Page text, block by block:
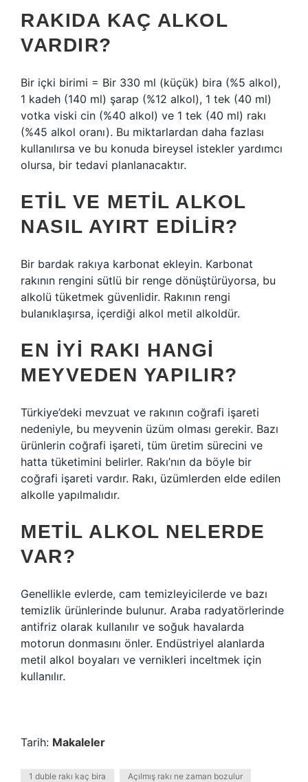
RAKIDA KAÇ ALKOL
VARDIR?
Bir içki birimi = Bir 330 ml (küçük) bira (%5 alkol),
1 kadeh (140 ml) şarap (%12 alkol), 1 tek (40 ml)
votka viski cin (%40 alkol) ve 1 tek (40 ml) rakı
(%45 alkol oranı). Bu miktarlardan daha fazlası
kullanılırsa ve bu konuda bireysel istekler yardımcı
olursa, bir tedavi planlanacaktır.
ETIL VE METIL ALKOL
NASIL AYIRT EDILIR?
Bir bardak rakıya karbonat ekleyin. Karbonat
rakının rengini sütlü bir renge dönüştürüyorsa, bu
alkolü tüketmek güvenlidir. Rakının rengi
bulanıklaşırsa, içerdiği alkol metil alkoldür.
EN IYI RAKI HANGI
MEYVEDEN YAPILIR?
Türkiye’deki mevzuat ve rakının coğrafi işareti
nedeniyle, bu meyvenin üzüm olması gerekir. Bazı
ürünlerin coğrafi işareti, tüm üretim sürecini ve
hatta tüketimini belirler. Rakı’nın da böyle bir
coğrafi işareti vardır. Rakı, üzümlerden elde edilen
alkolle yapılmalıdır.
METIL ALKOL NELERDE
VAR?
Genellikle evlerde, cam temizleyicilerde ve bazı
temizlik ürünlerinde bulunur. Araba radyatörlerinde
antifriz olarak kullanılır ve soğuk havalarda
motorun donmasını önler. Endüstriyel alanlarda
metil alkol boyaları ve vernikleri inceltmek için
kullanılır.
Tarih: Makaleler
1 duble rakı kaç bira Açılmış rakı ne zaman bozulur